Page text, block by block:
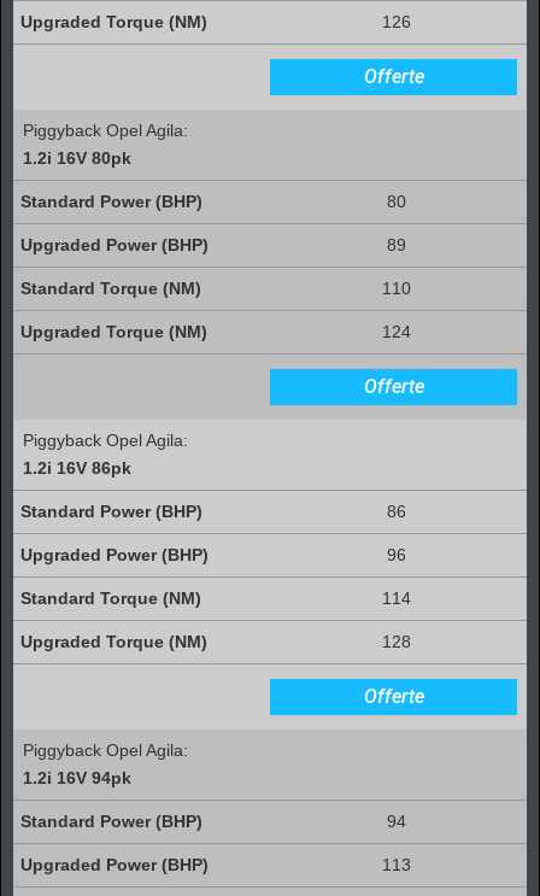
126
Offerte
Piggyback Opel Agila:
1.2i 16V 80pk
80
89
110
124
Offerte
Piggyback Opel Agila:
1.2i 16V 86pk
86
96
114
128
Offerte
Piggyback Opel Agila:
1.2i 16V 94pk
94
113